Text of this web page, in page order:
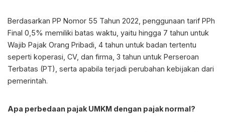
Berdasarkan PP Nomor 55 Tahun 2022, penggunaan tarif PPh
Final 0,5% memiliki batas waktu, yaitu hingga 7 tahun untuk
Wajib Pajak Orang Pribadi, 4 tahun untuk badan tertentu
seperti koperasi, CV, dan firma, 3 tahun untuk Perseroan
Terbatas (PT), serta apabila terjadi perubahan kebijakan dari
pemerintah.
Apa perbedaan pajak UMKM dengan pajak normal?